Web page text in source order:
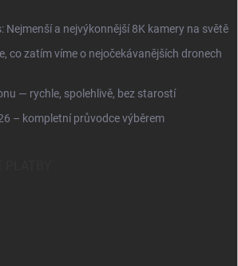
Nejmenší a nejvýkonnější 8K kamery na světě
co zatím víme o nejočekávanějších dronech
— rychle, spolehlivě, bez starostí
– kompletní průvodce výběrem